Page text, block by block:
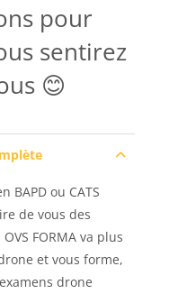
pour
sentirez
😊
BAPD ou CATS
de vous des
FORMA va plus
et vous forme,
drone